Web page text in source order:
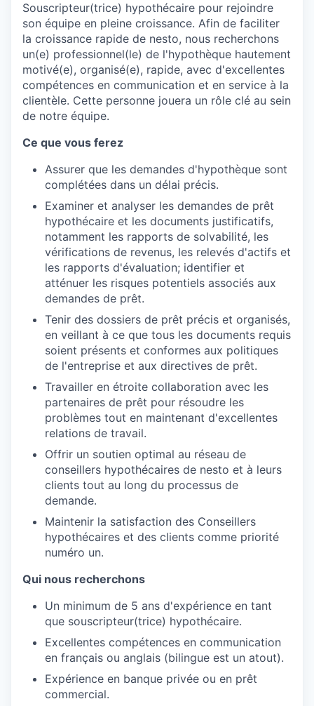
Souscripteur(trice) hypothécaire pour rejoindre
son équipe en pleine croissance. Afin de faciliter
la croissance rapide de nesto, nous recherchons
un(e) professionnel(le) de l'hypothèque hautement
motivé(e), organisé(e), rapide, avec d'excellentes
compétences en communication et en service à la
clientèle. Cette personne jouera un rôle clé au sein
de notre équipe.
Ce que vous ferez
Assurer que les demandes d'hypothèque sont
complétées dans un délai précis.
Examiner et analyser les demandes de prêt
hypothécaire et les documents justificatifs,
notamment les rapports de solvabilité, les
vérifications de revenus, les relevés d'actifs et
les rapports d'évaluation; identifier et
atténuer les risques potentiels associés aux
demandes de prêt.
Tenir des dossiers de prêt précis et organisés,
en veillant à ce que tous les documents requis
soient présents et conformes aux politiques
de l'entreprise et aux directives de prêt.
Travailler en étroite collaboration avec les
partenaires de prêt pour résoudre les
problèmes tout en maintenant d'excellentes
relations de travail.
Offrir un soutien optimal au réseau de
conseillers hypothécaires de nesto et à leurs
clients tout au long du processus de
demande.
Maintenir la satisfaction des Conseillers
hypothécaires et des clients comme priorité
numéro un.
Qui nous recherchons
Un minimum de 5 ans d'expérience en tant
que souscripteur(trice) hypothécaire.
Excellentes compétences en communication
en français ou anglais (bilingue est un atout).
Expérience en banque privée ou en prêt
commercial.